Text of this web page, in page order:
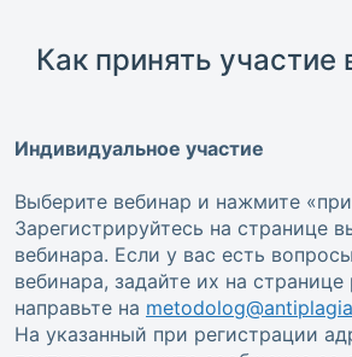
Как принять участие
Индивидуальное участие
Выберите вебинар и нажмите
Зарегистрируйтесь на странице
вебинара. Если у вас есть
вебинара, задайте их на
направьте на
На указанный при регистрации